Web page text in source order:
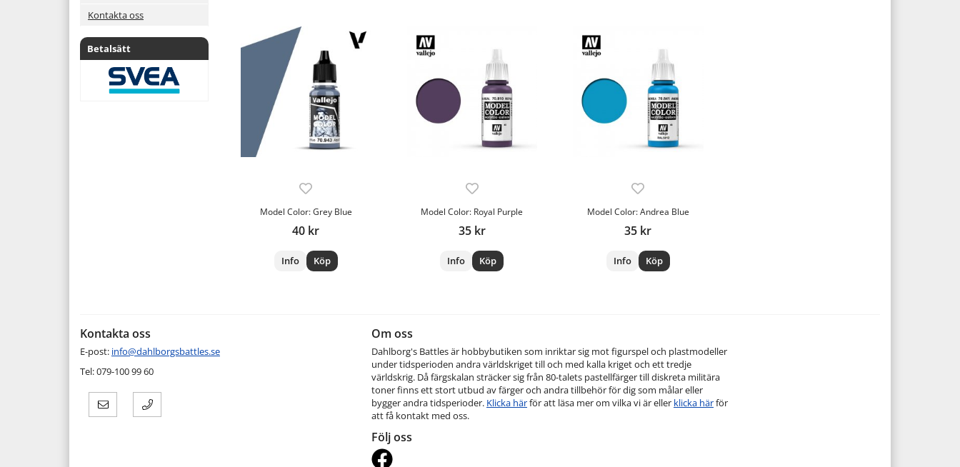
Kontakta oss
Betalsätt
Model Color: Grey Blue
40 kr
Info Köp
Model Color: Royal Purple
35 kr
Info Köp
Model Color: Andrea Blue
35 kr
Info Köp
Kontakta oss
E-post: info@dahlborgsbattles.se
Tel: 079-100 99 60
Om oss
Dahlborg's Battles är hobbybutiken som inriktar sig mot figurspel och plastmodeller
under tidsperioden andra världskriget till och med kalla kriget och ett tredje
världskrig. Då färgskalan sträcker sig från 80-talets pastellfärger till diskreta militära
toner finns ett stort utbud av färger och andra tillbehör för dig som målar eller
bygger andra tidsperioder. Klicka härför att läsa mer om vilka vi är eller klicka härför
att få kontakt med oss.
Följ oss